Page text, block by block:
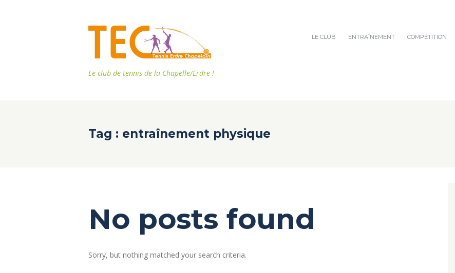
Le club de tennis de la Chapelle/Erdre !
LE CLUB ENTRAÎNEMENT COMPÉTITION
Tag : entraînement physique
No posts found
Sorry, but nothing matched your search criteria.